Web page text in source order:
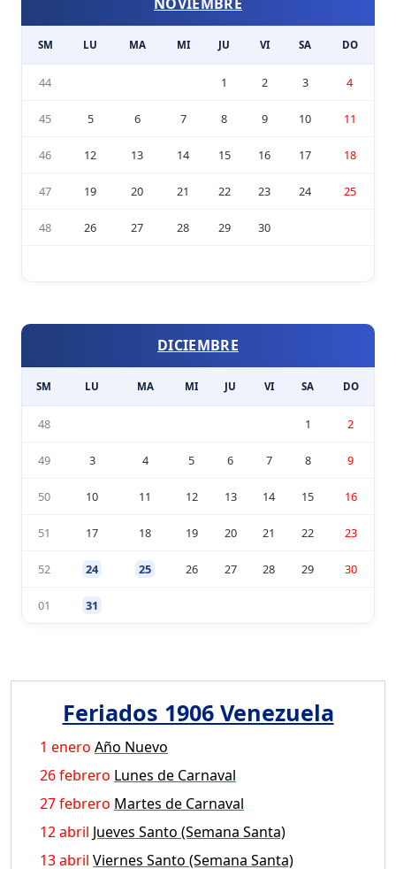
SM LU MA MI JU VI SA DO
44 1 2 3 4
45 5 6 7 8 9 10 11
46 12 13 14 15 16 17 18
47 19 20 21 22 23 24 25
48 26 27 28 29 30
DICIEMBRE
SM LU MA MI JU VI SA DO
48 1 2
49 3 4 5 6 7 8 9
50 10 11 12 13 14 15 16
51 17 18 19 20 21 22 23
52 24 25 26 27 28 29 30
01 31
Feriados 1906 Venezuela
1 enero Año Nuevo
26 febrero Lunes de Carnaval
27 febrero Martes de Carnaval
12 abril Jueves Santo (Semana Santa)
13 abril Viernes Santo (Semana Santa)